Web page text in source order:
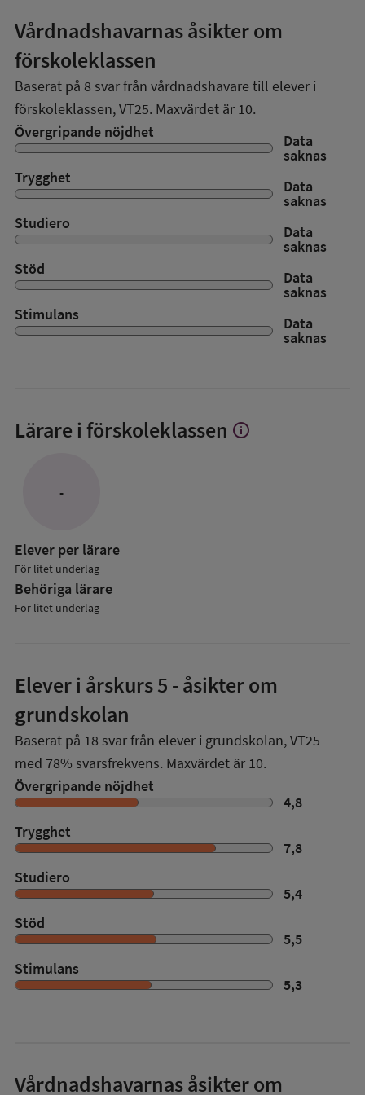
Vårdnadshavarnas åsikter om
förskoleklassen
Baserat på 8 svar från vårdnadshavare till elever i
förskoleklassen,VT25. Maxvärdet är 10.
Övergripande nöjdhet
Data
saknas
Trygghet
Data
saknas
Studiero
Data
saknas
Stöd
Data
saknas
Stimulans
Data
saknas
Lärare i förskoleklassen Visa
info
-
Elever per lärare
För litet underlag
Behöriga lärare
För litet underlag
Elever i årskurs 5 - åsikter om
grundskolan
Baserat på 18 svar från elever i grundskolan,VT25
med 78% svarsfrekvens. Maxvärdet är 10.
Övergripande nöjdhet
4,8
Trygghet
7,8
Studiero
5,4
Stöd
5,5
Stimulans
5,3
Vårdnadshavarnas åsikter om